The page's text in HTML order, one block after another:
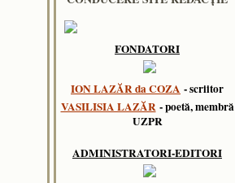
FONDATORI
ION LAZĂR da COZA - scriitor
VASILISIA LAZĂR - poetă, membră
UZPR
ADMINISTRATORI-EDITORI